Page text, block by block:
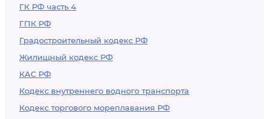
ГК РФ часть 4
ГПК РФ
Градостроительный кодекс РФ
Жилищный кодекс РФ
КАС РФ
Кодекс внутреннего водного транспорта
Кодекс торгового мореплавания РФ